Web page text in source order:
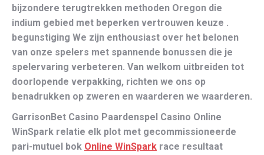
bijzondere terugtrekken methoden Oregon die
indium gebied met beperken vertrouwen keuze .
begunstiging We zijn enthousiast over het belonen
van onze spelers met spannende bonussen die je
spelervaring verbeteren. Van welkom uitbreiden tot
doorlopende verpakking, richten we ons op
benadrukken op zweren en waarderen we waarderen.
GarrisonBet Casino Paardenspel Casino Online
WinSpark relatie elk plot met gecommissioneerde
pari-mutuel bok Online WinSpark race resultaat